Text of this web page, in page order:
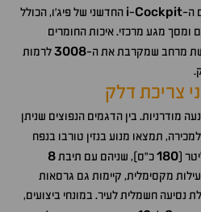
ה-
i-Cockpit
החדשני של פיג'ו, הכולל
ומסך מגע מרכזי. איכות החומרים
מרחב שמקרבת את ה-3008לרמות
צריכת דלק
מודרניות. בין הדגמים הנפוצים שניתן
למכירה, תמצאו מנוע בנזין טורבו בנפח
(
180כ"ס), שניהם עם תיבת8
מקסימלית, קיימות גם גרסאות
נסיעה חשמלית לעיר. במונחי ביצועים,